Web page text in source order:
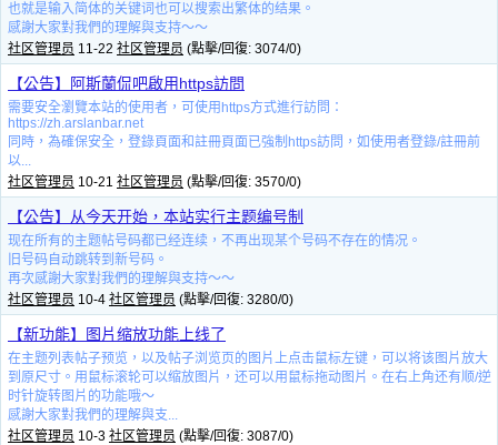
也就是输入简体的关键词也可以搜索出繁体的结果。
感謝大家對我們的理解與支持～～
社区管理员 11-22 社区管理员 (點擊/回復: 3074/0)
【公告】阿斯蘭侃吧啟用https訪問
需要安全瀏覽本站的使用者，可使用https方式進行訪問：
https://zh.arslanbar.net
同時，為確保安全，登錄頁面和註冊頁面已強制https訪問，如使用者登錄/註冊前
以...
社区管理员 10-21 社区管理员 (點擊/回復: 3570/0)
【公告】从今天开始，本站实行主题编号制
现在所有的主题帖号码都已经连续，不再出现某个号码不存在的情况。
旧号码自动跳转到新号码。
再次感謝大家對我們的理解與支持～～
社区管理员 10-4 社区管理员 (點擊/回復: 3280/0)
【新功能】图片缩放功能上线了
在主题列表帖子预览，以及帖子浏览页的图片上点击鼠标左键，可以将该图片放大
到原尺寸。用鼠标滚轮可以缩放图片，还可以用鼠标拖动图片。在右上角还有顺/逆
时针旋转图片的功能哦～
感謝大家對我們的理解與支...
社区管理员 10-3 社区管理员 (點擊/回復: 3087/0)